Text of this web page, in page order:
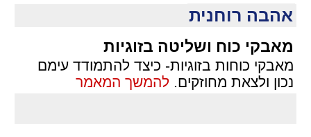
אהבה רוחנית
מאבקי כוח ושליטה בזוגיות
מאבקי כוחות בזוגיות- כיצד להתמודד עימם
נכון ולצאת מחוזקים. להמשך המאמר